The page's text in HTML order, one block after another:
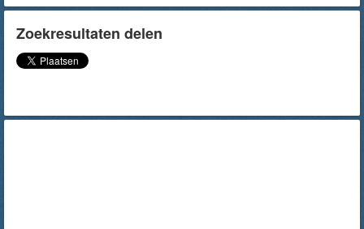
Zoekresultaten delen